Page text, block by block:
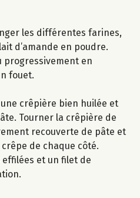
les différentes farines,
d’amande en poudre.
progressivement en
fouet.
crêpière bien huilée et
Tourner la crêpière de
recouverte de pâte et
de chaque côté.
effilées et un filet de